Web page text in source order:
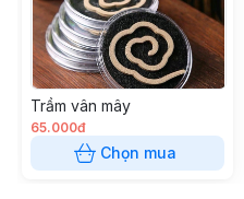
Trầm vân mây
65.000đ
Chọn mua